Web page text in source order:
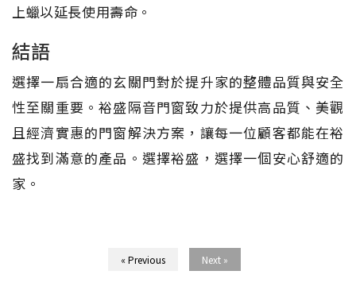
上蠟以延長使用壽命。
結語
選擇一扇合適的玄關門對於提升家的整體品質與安全
性至關重要。裕盛隔音門窗致力於提供高品質、美觀
且經濟實惠的門窗解決方案，讓每一位顧客都能在裕
盛找到滿意的產品。選擇裕盛，選擇一個安心舒適的
家。
« Previous Next »